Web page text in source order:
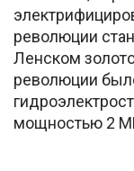
революции
Ленском
революции
мощностью 2